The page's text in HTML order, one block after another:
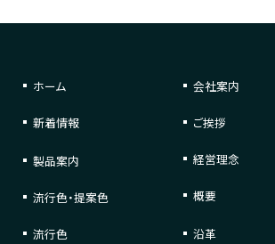
ホーム
新着情報
製品案内
流行色・提案色
流行色
会社案内
ご挨拶
経営理念
概要
沿革